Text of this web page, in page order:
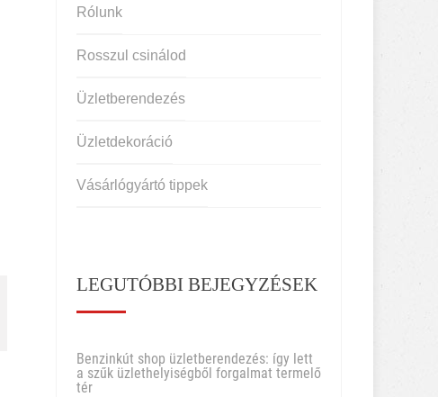
Rólunk
Rosszul csinálod
Üzletberendezés
Üzletdekoráció
Vásárlógyártó tippek
LEGUTÓBBI BEJEGYZÉSEK
Benzinkút shop üzletberendezés: így lett
a szűk üzlethelyiségből forgalmat termelő
tér